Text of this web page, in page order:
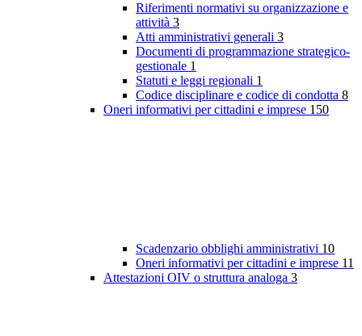
Riferimenti normativi su organizzazione e
attività 3
Atti amministrativi generali 3
Documenti di programmazione strategico-
gestionale 1
Statuti e leggi regionali 1
Codice disciplinare e codice di condotta 8
Oneri informativi per cittadini e imprese 150
Scadenzario obblighi amministrativi 10
Oneri informativi per cittadini e imprese 11
Attestazioni OIV o struttura analoga 3